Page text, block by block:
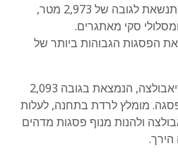
פסגת הדיאבולצה מתנשאת לגובה של 2,973 מטר,
סקי מאתגרים.
הפסגות הגבוהות ביותר של
מתחנת הברנינה בדיאבולצה, הנמצאת בגובה 2,093
מומלץ לרדת בתחנה, לעלות
ולהנות מנוף פסגות מדהים
הירך.